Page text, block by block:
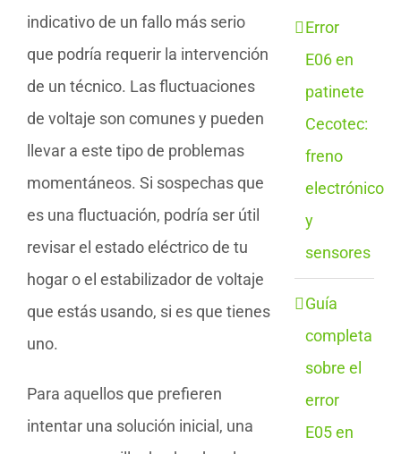
indicativo de un fallo más serio
que podría requerir la intervención
de un técnico. Las fluctuaciones
de voltaje son comunes y pueden
llevar a este tipo de problemas
momentáneos. Si sospechas que
es una fluctuación, podría ser útil
revisar el estado eléctrico de tu
hogar o el estabilizador de voltaje
que estás usando, si es que tienes
uno.
Para aquellos que prefieren
intentar una solución inicial, una
Error
E06 en
patinete
Cecotec:
freno
electrónico
y
sensores
Guía
completa
sobre el
error
E05 en